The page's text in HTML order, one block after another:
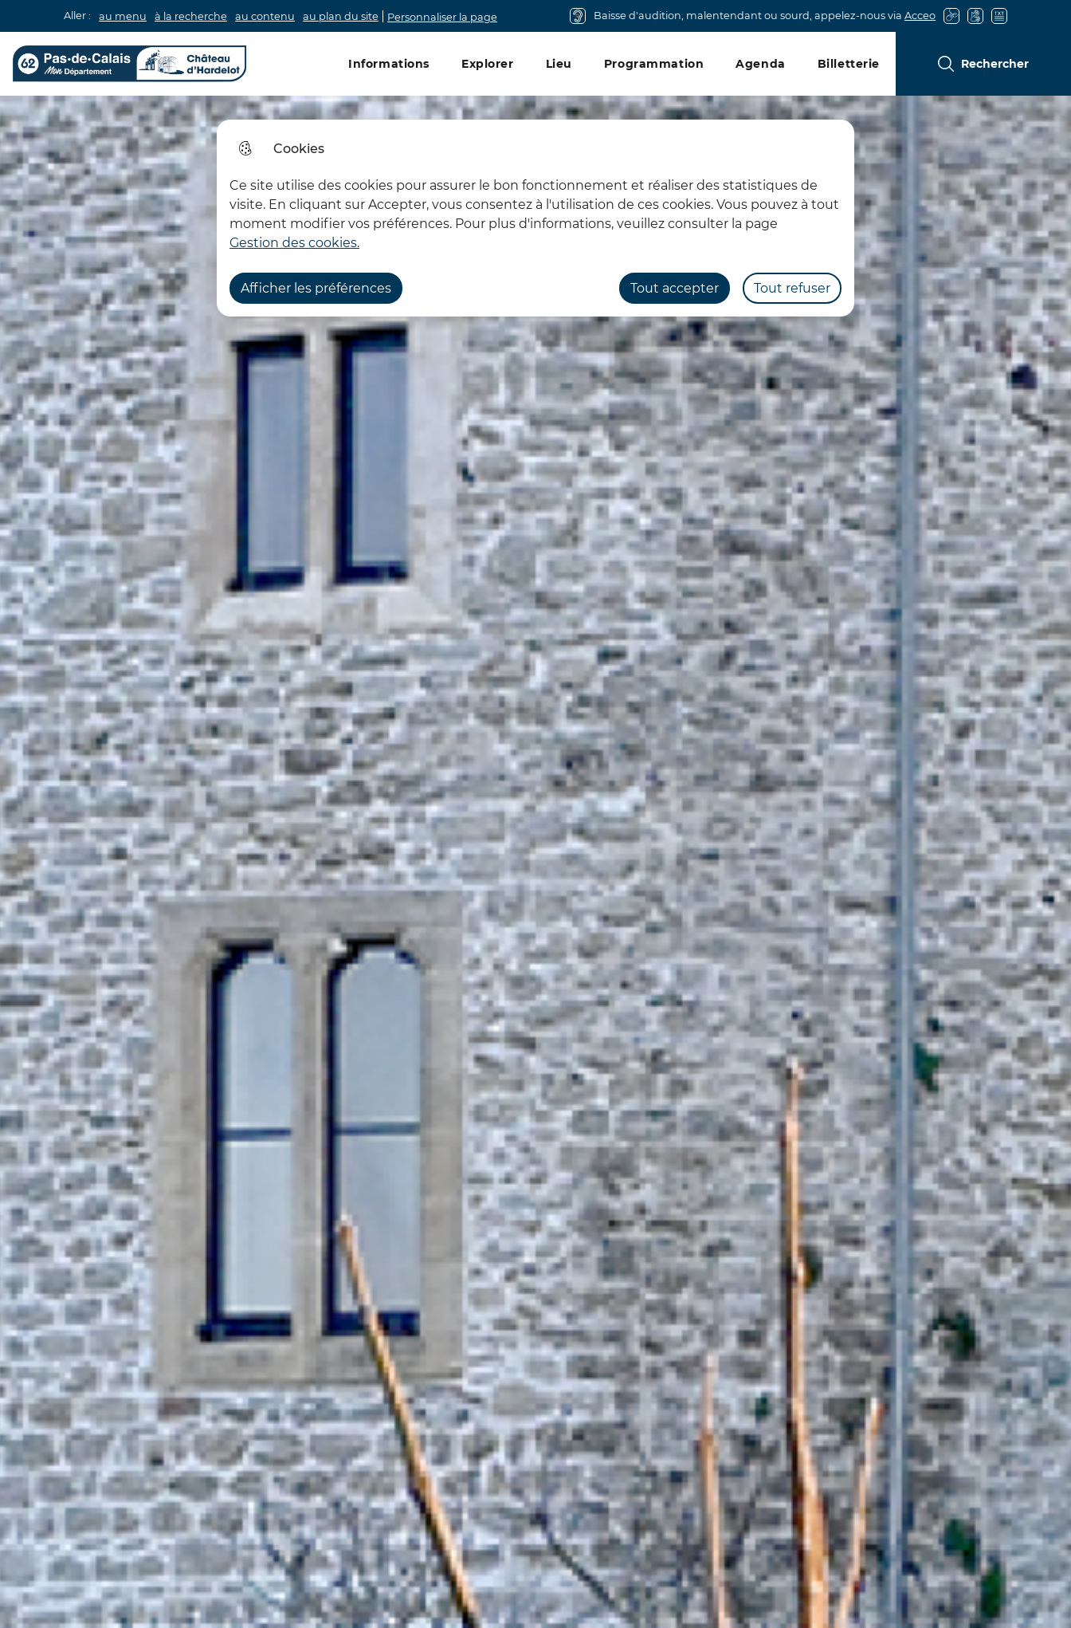
Cookies
Ce site utilise des cookies pour assurer le bon fonctionnement et réaliser des statistiques de
visite. En cliquant sur Accepter, vous consentez à l'utilisation de ces cookies. Vous pouvez à tout
moment modifier vos préférences. Pour plus d'informations, veuillez consulter la page
Gestion des cookies.
Afficher les préférences Tout accepter Tout refuser
Baisse d'audition, malentendant ou sourd, appelez-nous via Acceo
Aller : au menu à la recherche au contenu au plan du site Personnaliser la page
Château d'Hardelot Informations Explorer Lieu Programmation Agenda Billetterie Rechercher